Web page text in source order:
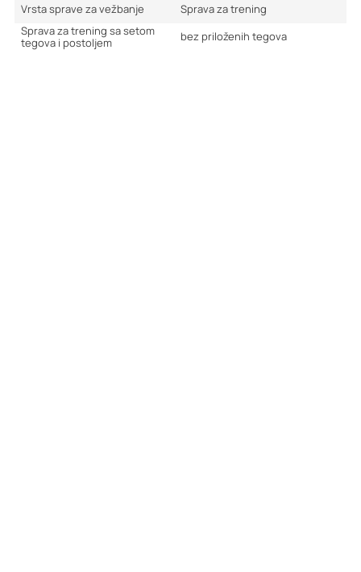
Vrsta sprave za vežbanje
Sprava za trening
Sprava za trening sa setom
tegova i postoljem
bez priloženih tegova